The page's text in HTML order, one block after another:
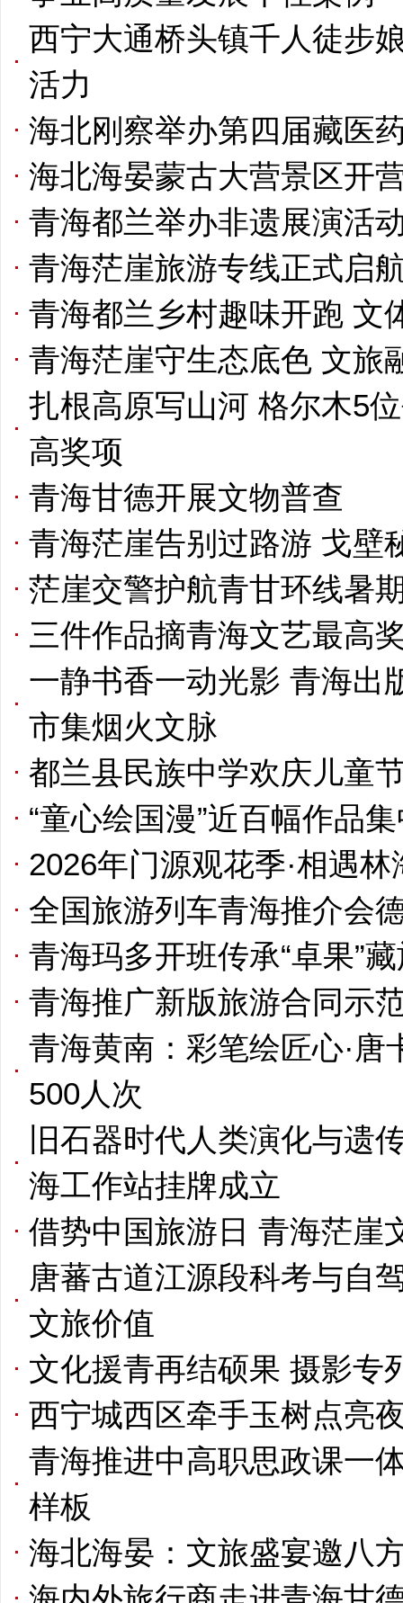
西宁大通桥头镇千人徒步
活力
海北刚察举办第四届藏医
海北海晏蒙古大营景区开
青海都兰举办非遗展演活
青海茫崖旅游专线正式启
青海都兰乡村趣味开跑 文
青海茫崖守生态底色 文旅
扎根高原写山河 格尔木5
高奖项
青海甘德开展文物普查
青海茫崖告别过路游 戈壁
茫崖交警护航青甘环线暑
三件作品摘青海文艺最高
一静书香一动光影 青海出
市集烟火文脉
都兰县民族中学欢庆儿童
“童心绘国漫”近百幅作品
2026年门源观花季·相遇
全国旅游列车青海推介会
青海玛多开班传承“卓果”
青海推广新版旅游合同示
青海黄南：彩笔绘匠心·
500人次
旧石器时代人类演化与遗
海工作站挂牌成立
借势中国旅游日 青海茫崖
唐蕃古道江源段科考与自
文旅价值
文化援青再结硕果 摄影专
西宁城西区牵手玉树点亮
青海推进中高职思政课一
样板
海北海晏：文旅盛宴邀八